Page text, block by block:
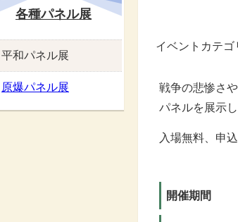
イベントカテゴ
戦争の悲惨さ
パネルを展示
入場無料、申
開催期間
各種パネル展
平和パネル展
原爆パネル展